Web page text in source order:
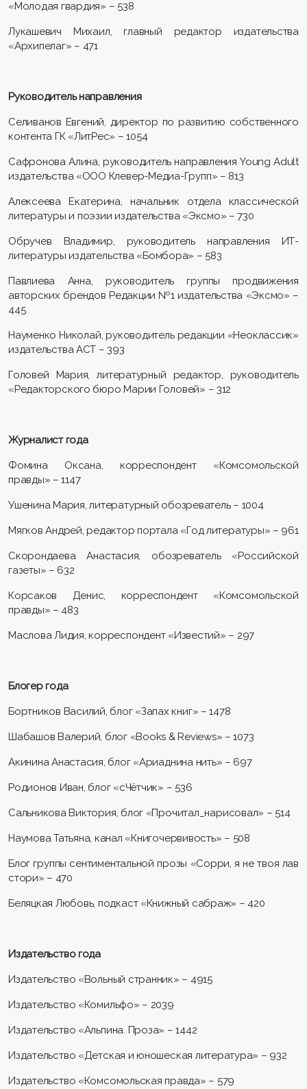
«Молодая гвардия» – 538
Лукашевич Михаил, главный редактор издательства
«Архипелаг» – 471
Руководитель направления
Селиванов Евгений, директор по развитию собственного
контента ГК «ЛитРес» – 1054
Сафронова Алина, руководитель направления Young Adult
издательства «ООО Клевер-Медиа-Групп» – 813
Алексеева Екатерина, начальник отдела классической
литературы и поэзии издательства «Эксмо» – 730
Обручев Владимир, руководитель направления ИТ-
литературы издательства «Бомбора» – 583
Павлиева Анна, руководитель группы продвижения
авторских брендов Редакции №1 издательства «Эксмо» –
445
Науменко Николай, руководитель редакции «Неоклассик»
издательства АСТ – 393
Головей Мария, литературный редактор, руководитель
«Редакторского бюро Марии Головей» – 312
Журналист года
Фомина Оксана, корреспондент «Комсомольской
правды» – 1147
Ушенина Мария, литературный обозреватель – 1004
Мягков Андрей, редактор портала «Год литературы» – 961
Скорондаева Анастасия, обозреватель «Российской
газеты» – 632
Корсаков Денис, корреспондент «Комсомольской
правды» – 483
Маслова Лидия, корреспондент «Известий» – 297
Блогер года
Бортников Василий, блог «Запах книг» – 1478
Шабашов Валерий, блог «Books & Reviews» – 1073
Акинина Анастасия, блог «Ариаднина нить» – 697
Родионов Иван, блог «сЧётчик» – 536
Сальникова Виктория, блог «Прочитал_нарисовал» – 514
Наумова Татьяна, канал «Книгочервивость» – 508
Блог группы сентиментальной прозы «Сорри, я не твоя лав
стори» – 470
Беляцкая Любовь, подкаст «Книжный сабраж» – 420
Издательство года
Издательство «Вольный странник» – 4915
Издательство «Комильфо» – 2039
Издательство «Альпина. Проза» – 1442
Издательство «Детская и юношеская литература» – 932
Издательство «Комсомольская правда» – 579